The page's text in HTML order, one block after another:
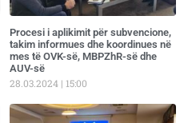
Procesi i aplikimit për subvencione,
takim informues dhe koordinues në
mes të OVK-së, MBPZhR-së dhe
AUV-së
28.03.2024 15:00